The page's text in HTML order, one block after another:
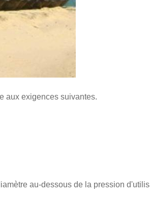
aux exigences suivantes.
au-dessous de la pression